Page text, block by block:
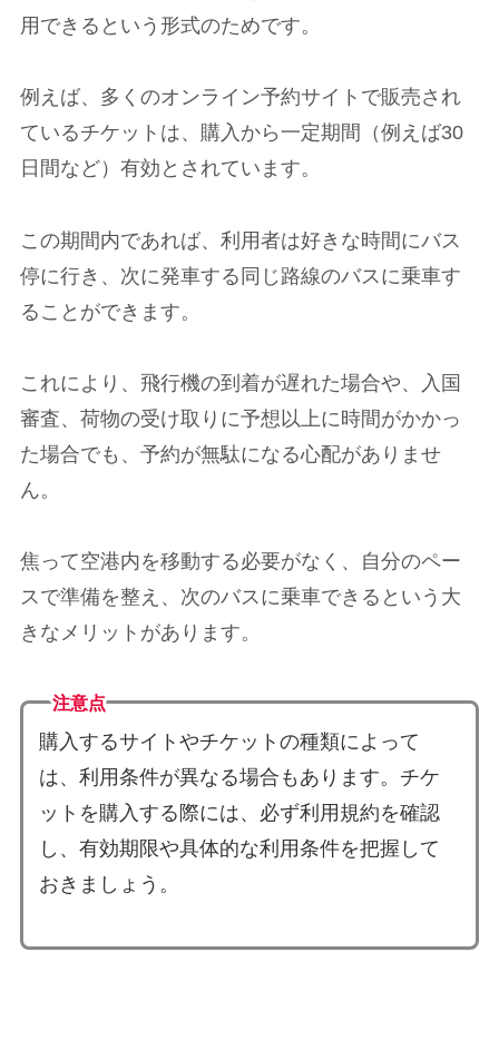
用できるという形式のためです。
例えば、多くのオンライン予約サイトで販売され
ているチケットは、購入から一定期間（例えば30
日間など）有効とされています。
この期間内であれば、利用者は好きな時間にバス
停に行き、次に発車する同じ路線のバスに乗車す
ることができます。
これにより、飛行機の到着が遅れた場合や、入国
審査、荷物の受け取りに予想以上に時間がかかっ
た場合でも、予約が無駄になる心配がありませ
ん。
焦って空港内を移動する必要がなく、自分のペー
スで準備を整え、次のバスに乗車できるという大
きなメリットがあります。
注意点
購入するサイトやチケットの種類によって
は、利用条件が異なる場合もあります。チケ
ットを購入する際には、必ず利用規約を確認
し、有効期限や具体的な利用条件を把握して
おきましょう。